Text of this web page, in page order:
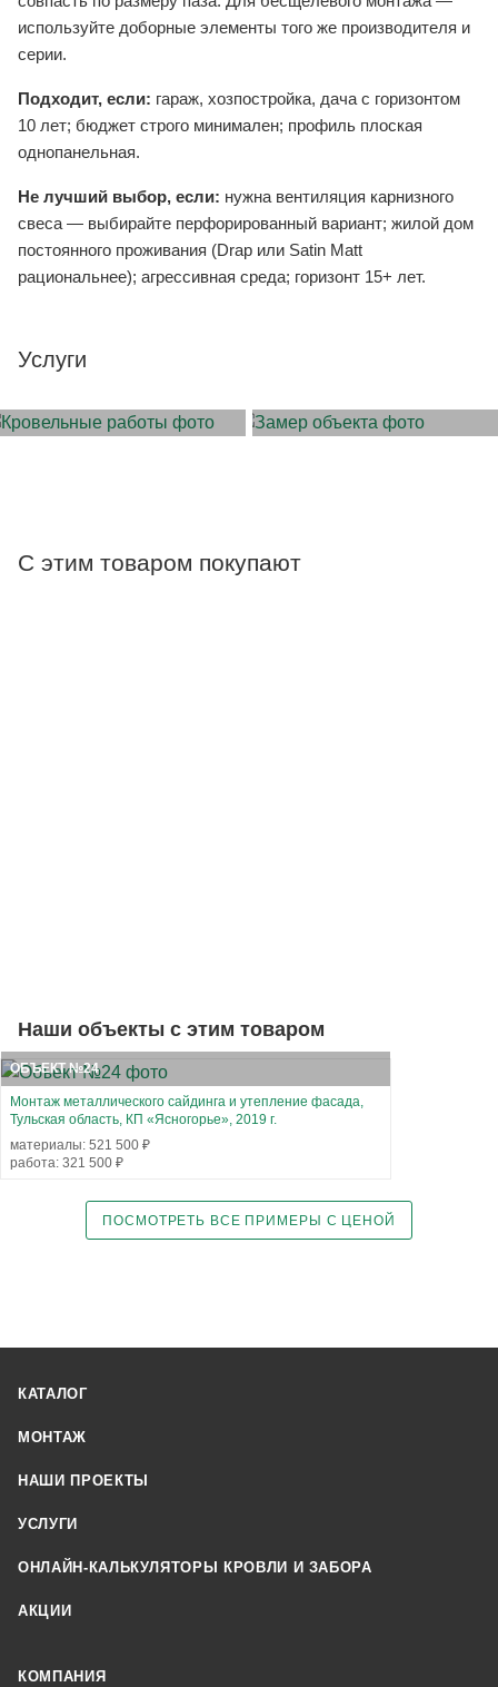
используйте доборные элементы того же производителя и
серии.
Подходит, если: гараж, хозпостройка, дача с горизонтом
10 лет; бюджет строго минимален; профиль плоская
однопанельная.
Не лучший выбор, если: нужна вентиляция карнизного
свеса — выбирайте перфорированный вариант; жилой дом
постоянного проживания (Drap или Satin Matt
рациональнее); агрессивная среда; горизонт 15+ лет.
Услуги
С этим товаром покупают
Наши объекты с этим товаром
ОБЪЕКТ №24
Монтаж металлического сайдинга и утепление фасада,
Тульская область, КП «Ясногорье», 2019 г.
материалы: 521 500 ₽
работа: 321 500 ₽
ПОСМОТРЕТЬ ВСЕ ПРИМЕРЫ С ЦЕНОЙ
КАТАЛОГ
МОНТАЖ
НАШИ ПРОЕКТЫ
УСЛУГИ
ОНЛАЙН-КАЛЬКУЛЯТОРЫ КРОВЛИ И ЗАБОРА
АКЦИИ
КОМПАНИЯ